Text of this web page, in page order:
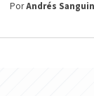
PorAndrés